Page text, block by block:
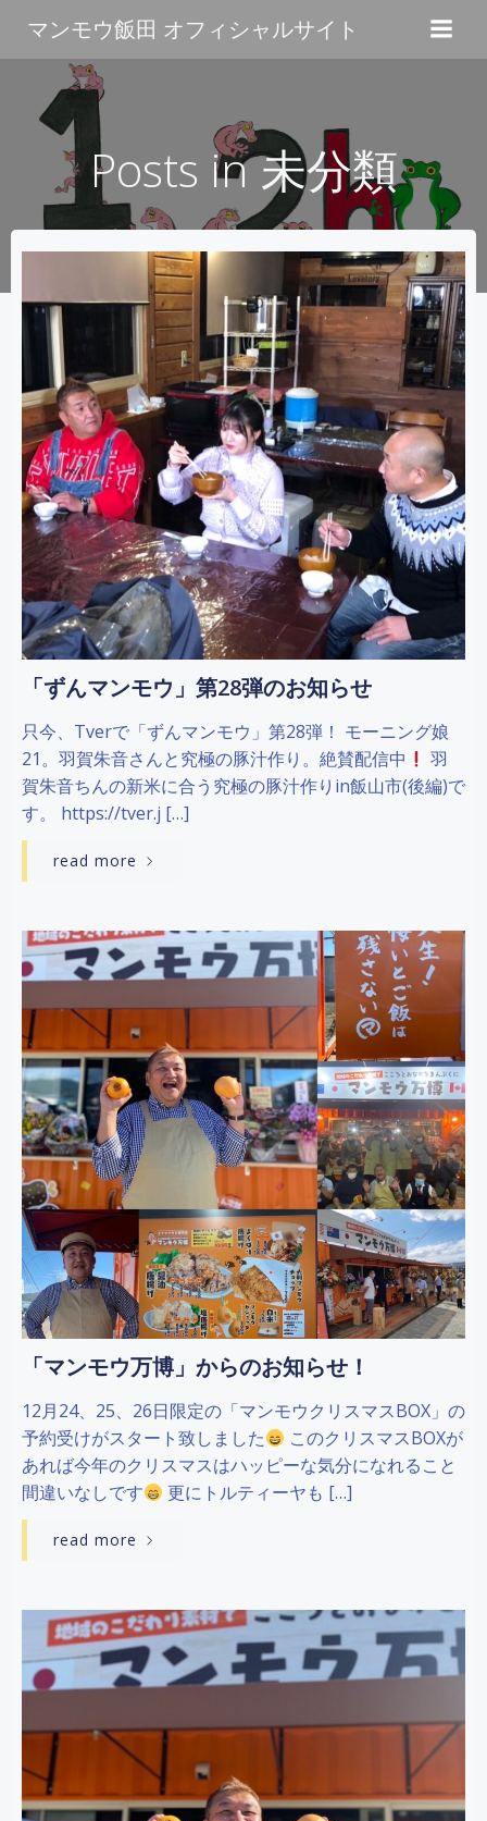
ン
テ
ツ
へ
ス
キ
ッ
プ
マンモウ飯田 オフィシャルサイト
Posts in 未分類
「ずんマンモウ」第28弾のお知らせ
只今、Tverで「ずんマンモウ」第28弾！ モーニング娘
21。羽賀朱音さんと究極の豚汁作り。絶賛配信中
羽
賀朱音ちんの新米に合う究極の豚汁作りin飯山市(後編)で
す。 https://tver.j […]
read more
「マンモウ万博」からのお知らせ！
12月24、25、26日限定の「マンモウクリスマスBOX」の
予約受けがスタート致しました
このクリスマスBOXが
あれば今年のクリスマスはハッピーな気分になれること
間違いなしです
更にトルティーヤも […]
read more